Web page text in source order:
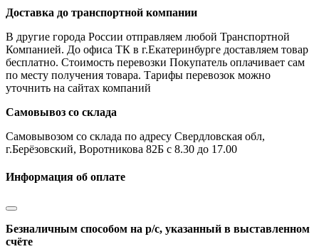
Доставка до транспортной компании
В другие города России отправляем любой Транспортной
Компанией. До офиса ТК в г.Екатеринбурге доставляем товар
бесплатно. Стоимость перевозки Покупатель оплачивает сам
по месту получения товара. Тарифы перевозок можно
уточнить на сайтах компаний
Самовывоз со склада
Самовывозом со склада по адресу Свердловская обл,
г.Берёзовский, Воротникова 82Б с 8.30 до 17.00
Информация об оплате
Безналичным способом на р/с, указанный в выставленном
счёте